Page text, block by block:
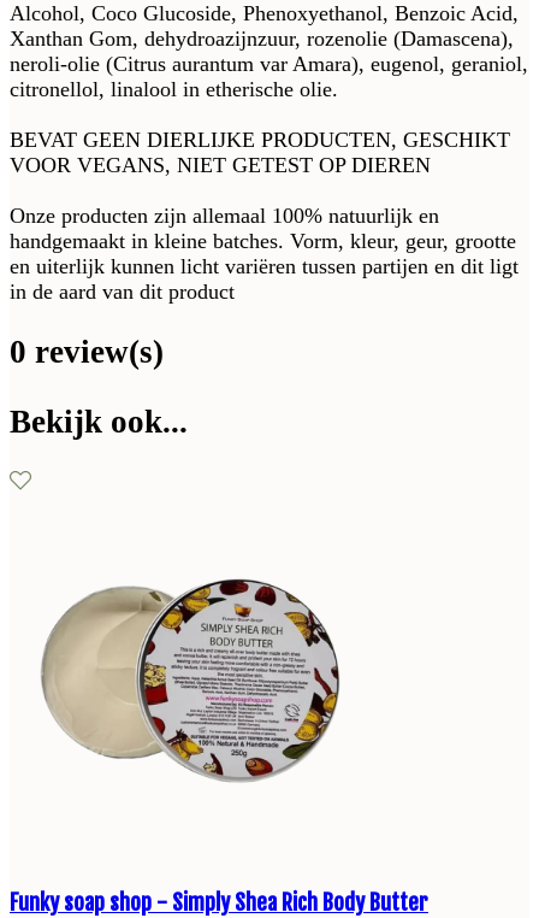
Alcohol, Coco Glucoside, Phenoxyethanol, Benzoic Acid,
Xanthan Gom, dehydroazijnzuur, rozenolie (Damascena),
neroli-olie (Citrus aurantum var Amara), eugenol, geraniol,
citronellol, linalool in etherische olie.
BEVAT GEEN DIERLIJKE PRODUCTEN, GESCHIKT
VOOR VEGANS, NIET GETEST OP DIEREN
Onze producten zijn allemaal 100% natuurlijk en
handgemaakt in kleine batches. Vorm, kleur, geur, grootte
en uiterlijk kunnen licht variëren tussen partijen en dit ligt
in de aard van dit product
0 review(s)
Bekijk ook...
Funky soap shop - Simply Shea Rich Body Butter